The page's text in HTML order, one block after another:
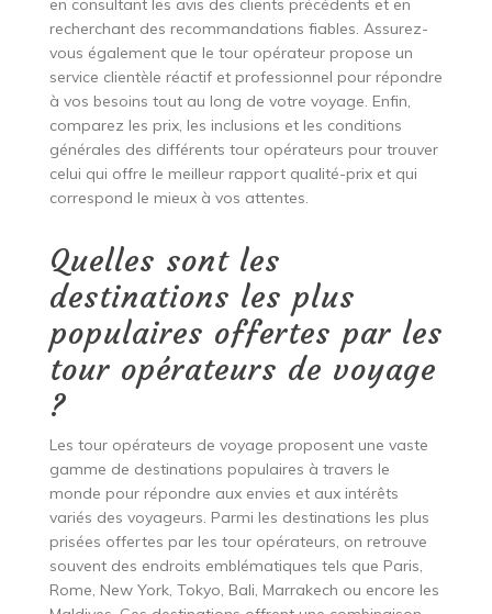
en consultant les avis des clients précédents et en
recherchant des recommandations fiables. Assurez-
vous également que le tour opérateur propose un
service clientèle réactif et professionnel pour répondre
à vos besoins tout au long de votre voyage. Enfin,
comparez les prix, les inclusions et les conditions
générales des différents tour opérateurs pour trouver
celui qui offre le meilleur rapport qualité-prix et qui
correspond le mieux à vos attentes.
Quelles sont les
destinations les plus
populaires offertes par les
tour opérateurs de voyage
?
Les tour opérateurs de voyage proposent une vaste
gamme de destinations populaires à travers le
monde pour répondre aux envies et aux intérêts
variés des voyageurs. Parmi les destinations les plus
prisées offertes par les tour opérateurs, on retrouve
souvent des endroits emblématiques tels que Paris,
Rome, New York, Tokyo, Bali, Marrakech ou encore les